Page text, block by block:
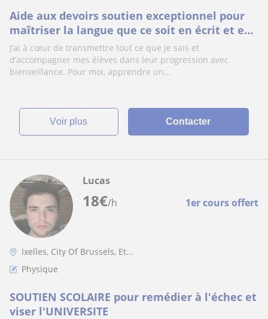
Aide aux devoirs soutien exceptionnel pour
maîtriser la langue que ce soit en écrit et en
oral, faire des synthèses
J’ai à cœur de transmettre tout ce que je sais et
d’accompagner mes élèves dans leur progression avec
bienveillance. Pour moi, apprendre un...
voir plus Contacter
18€/h 1er cours offert
Lucas
Ixelles, City Of Brussels, Et...
Physique
SOUTIEN SCOLAIRE pour remédier à l'échec et
viser l'UNIVERSITE